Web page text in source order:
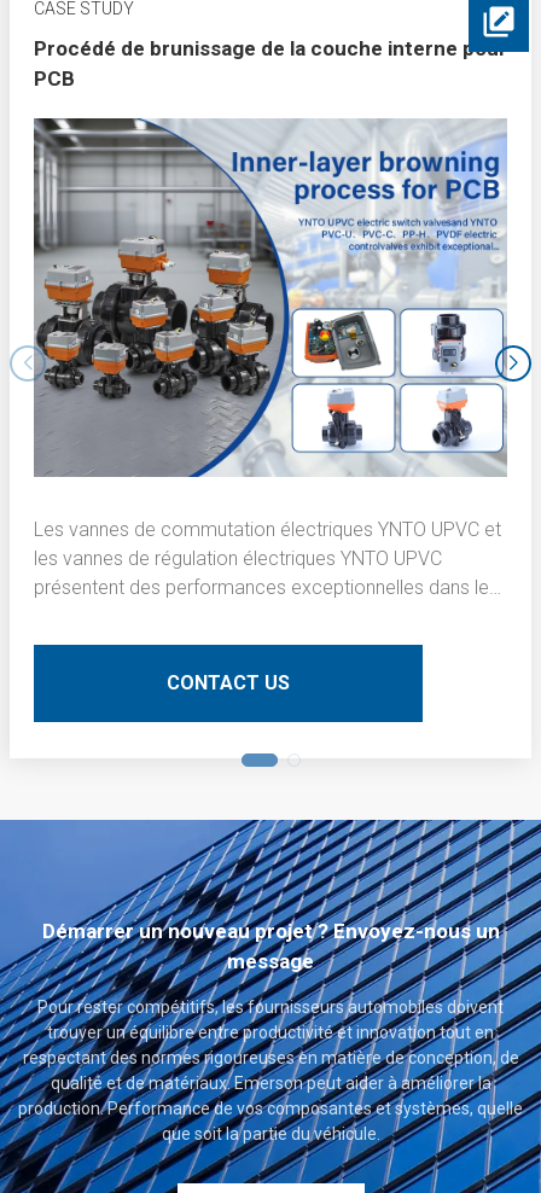
CASE STUDY
Procédé de brunissage de la couche interne pour
PCB
Les vannes de commutation électriques YNTO UPVC et
les vannes de régulation électriques YNTO UPVC
présentent des performances exceptionnelles dans le
cartes de circuits imprimés (PCB). Voici une description
technique détaillée :CONTACT US
Démarrer un nouveau projet ? Envoyez-nous un
message
Pour rester compétitifs, les fournisseurs automobiles doivent
trouver un équilibre entre productivité et innovation tout en
respectant des normes rigoureuses en matière de conception, de
qualité et de matériaux. Emerson peut aider à améliorer la
production. Performance de vos composantes et systèmes, quelle
que soit la partie du véhicule.